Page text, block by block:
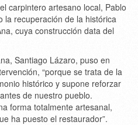
carpintero artesano local, Pablo
la recuperación de la histórica
cuya construcción data del
Santiago Lázaro, puso en
“porque se trata de la
histórico y supone reforzar
de nuestro pueblo.
forma totalmente artesanal,
ha puesto el restaurador”.